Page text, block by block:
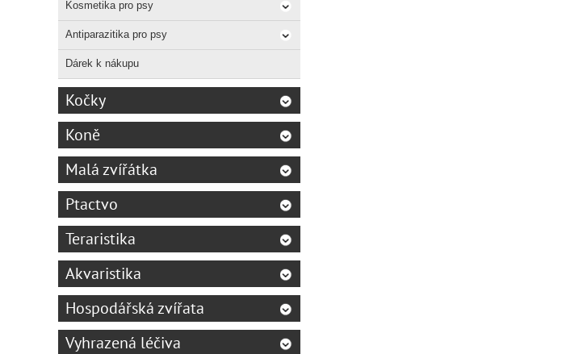
Kosmetika pro psy
Antiparazitika pro psy
Dárek k nákupu
Kočky
Koně
Malá zvířátka
Ptactvo
Teraristika
Akvaristika
Hospodářská zvířata
Vyhrazená léčiva